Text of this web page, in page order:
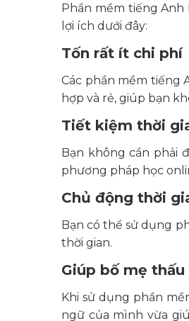
Phần mềm tiếng
lợi ích dưới đây:
Tốn rất ít chi phí
Các phần mềm tiếng
hợp và rẻ, giúp bạn
Tiết kiệm thời
Bạn không cần phải
phương pháp học
Chủ động thời
Bạn có thể sử dụng
thời gian.
Giúp bố mẹ
Khi sử dụng phần
ngữ của mình vừa